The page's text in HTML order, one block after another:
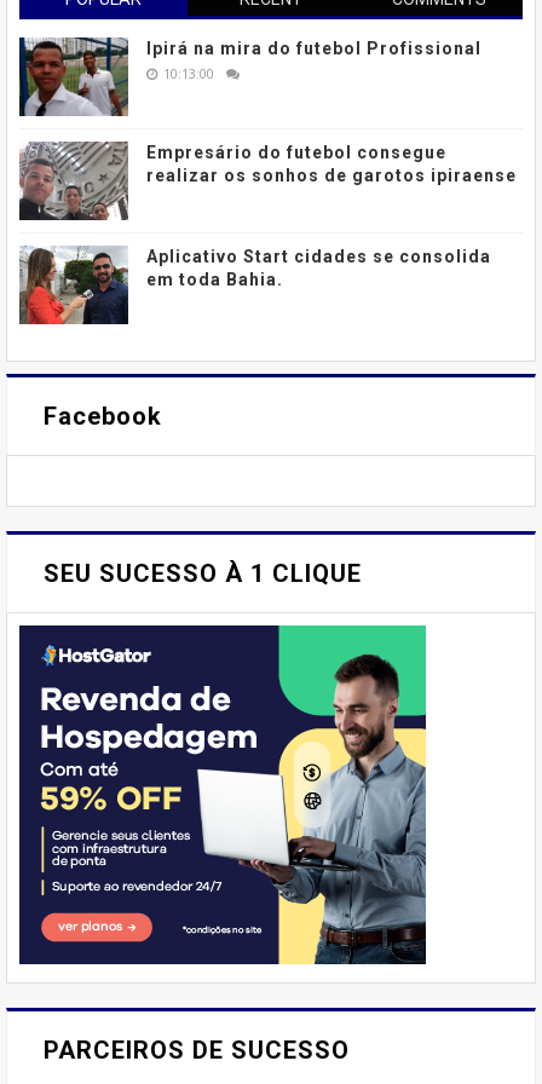
Ipirá na mira do futebol Profissional
10:13:00
Empresário do futebol consegue
realizar os sonhos de garotos ipiraense
Aplicativo Start cidades se consolida
em toda Bahia.
Facebook
SEU SUCESSO À 1 CLIQUE
PARCEIROS DE SUCESSO
E AÍ, PESSOAL! VOCÊ JÁ
IMAGINOU PODER SABOREAR
REFEIÇÕES DELICIOSAS E